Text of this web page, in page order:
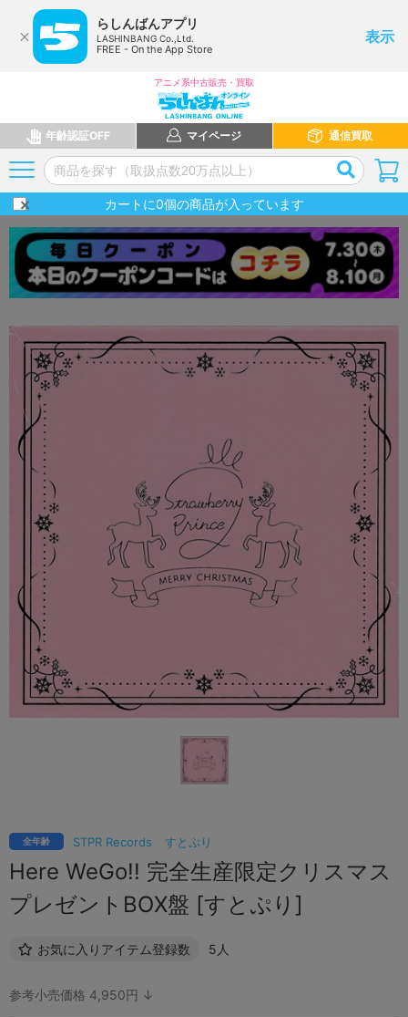
らしんばんアプリ
LASHINBANG Co.,Ltd.
FREE - On the App Store
表示
アニメ系中古販売・買取
年齢認証OFF マイページ 通信買取
カートに0個の商品が入っています
STPR Records すとぷり
全年齢
Here WeGo!! 完全生産限定クリスマス
プレゼントBOX盤 [すとぷり]
お気に入りアイテム登録数 5人
参考小売価格 4,950円 ↓